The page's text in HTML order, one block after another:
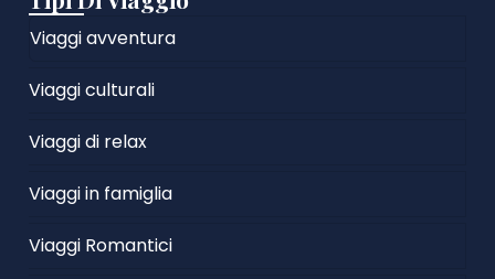
Viaggi avventura
Viaggi culturali
Viaggi di relax
Viaggi in famiglia
Viaggi Romantici